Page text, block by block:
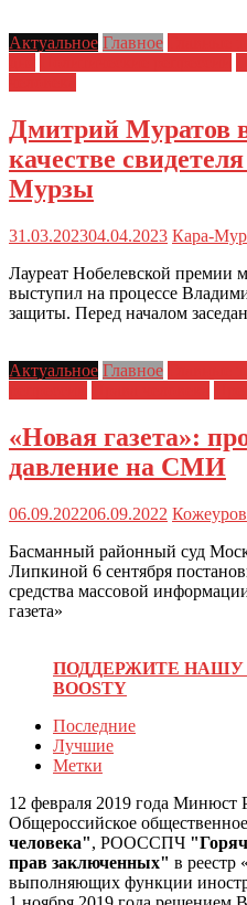
Актуальное Главное
Дмитрий Муратов
качестве
Мурзы
31.03.202304.04.2023 Кара-
Лауреат Нобелевской премии
выступил на процессе
защиты. Перед началом
Актуальное Главное
«Новая газета»:
давление на СМИ
06.09.202206.09.2022 Кожеуров
Басманный районный суд
Липкиной 6 сентября
средства массовой
газета»
ПОДДЕРЖИТЕ НАШУ
BOOSTY
Последние
Лучшие
Метки
12 февраля 2019 года Минюст
Общероссийское
человека", РООССПЧ
прав заключенных" в реестр
выполняющих функции